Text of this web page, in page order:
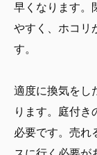
早くなります。
やすく、ホコリ
す。
適度に換気をし
ります。庭付き
必要です。売れ